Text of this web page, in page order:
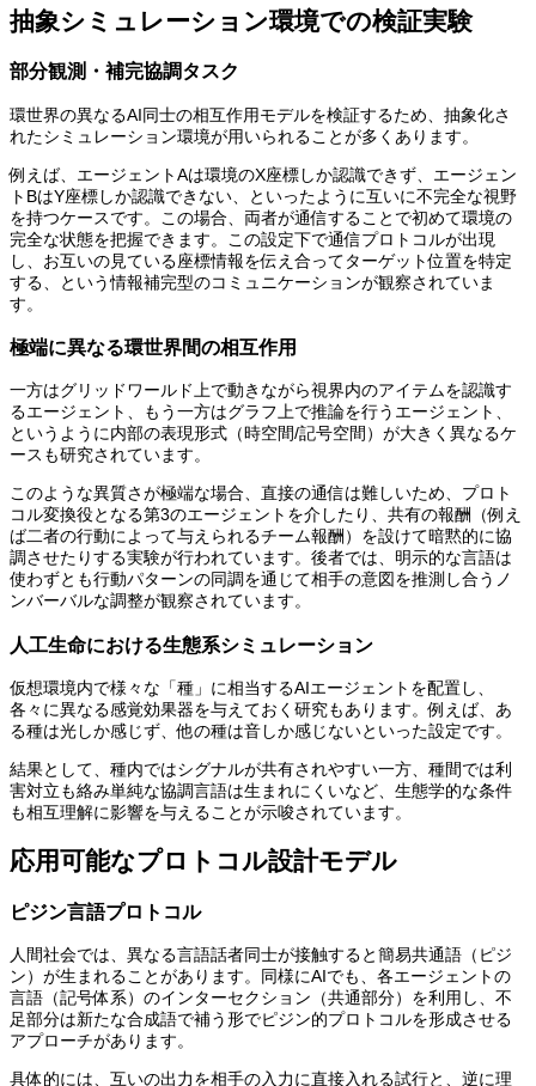
抽象シミュレーション環境での検証実験
部分観測・補完協調タスク
環世界の異なるAI同士の相互作用モデルを検証するため、抽象化さ
れたシミュレーション環境が用いられることが多くあります。
例えば、エージェントAは環境のX座標しか認識できず、エージェン
トBはY座標しか認識できない、といったように互いに不完全な視野
を持つケースです。この場合、両者が通信することで初めて環境の
完全な状態を把握できます。この設定下で通信プロトコルが出現
し、お互いの見ている座標情報を伝え合ってターゲット位置を特定
する、という情報補完型のコミュニケーションが観察されていま
す。
極端に異なる環世界間の相互作用
一方はグリッドワールド上で動きながら視界内のアイテムを認識す
るエージェント、もう一方はグラフ上で推論を行うエージェント、
というように内部の表現形式（時空間/記号空間）が大きく異なるケ
ースも研究されています。
このような異質さが極端な場合、直接の通信は難しいため、プロト
コル変換役となる第3のエージェントを介したり、共有の報酬（例え
ば二者の行動によって与えられるチーム報酬）を設けて暗黙的に協
調させたりする実験が行われています。後者では、明示的な言語は
使わずとも行動パターンの同調を通じて相手の意図を推測し合うノ
ンバーバルな調整が観察されています。
人工生命における生態系シミュレーション
仮想環境内で様々な「種」に相当するAIエージェントを配置し、
各々に異なる感覚効果器を与えておく研究もあります。例えば、あ
る種は光しか感じず、他の種は音しか感じないといった設定です。
結果として、種内ではシグナルが共有されやすい一方、種間では利
害対立も絡み単純な協調言語は生まれにくいなど、生態学的な条件
も相互理解に影響を与えることが示唆されています。
応用可能なプロトコル設計モデル
ピジン言語プロトコル
人間社会では、異なる言語話者同士が接触すると簡易共通語（ピジ
ン）が生まれることがあります。同様にAIでも、各エージェントの
言語（記号体系）のインターセクション（共通部分）を利用し、不
足部分は新たな合成語で補う形でピジン的プロトコルを形成させる
アプローチがあります。
具体的には、互いの出力を相手の入力に直接入れる試行と、逆に理